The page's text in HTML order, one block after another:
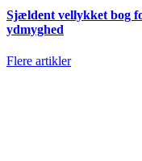
Sjældent vellykket bog
ydmyghed
Flere artikler